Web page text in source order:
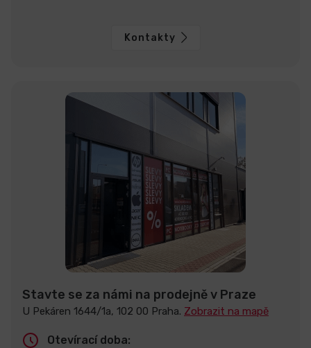
Kontakty
Stavte se za námi na prodejně v Praze
U Pekáren 1644/1a, 102 00 Praha. Zobrazit na mapě
Otevírací doba: